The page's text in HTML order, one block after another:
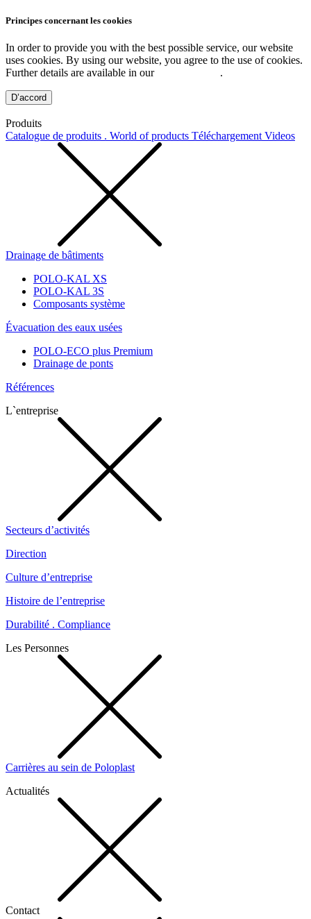
Principes concernant les cookies
In order to provide you with the best possible service, our website
uses cookies. By using our website, you agree to the use of cookies.
Further details are available in our
.
D’accord
Produits
Catalogue de produits . World of products Téléchargement Videos
Drainage de bâtiments
POLO-KAL XS
POLO-KAL 3S
Composants système
Évacuation des eaux usées
POLO-ECO plus Premium
Drainage de ponts
Références
L`entreprise
Secteurs d’activités
Direction
Culture d’entreprise
Histoire de l’entreprise
Durabilité . Compliance
Les Personnes
Carrières au sein de Poloplast
Actualités
Contact